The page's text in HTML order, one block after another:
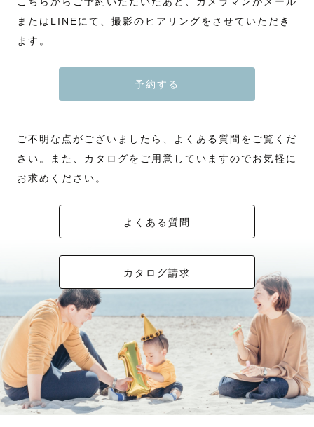
またはLINEにて、撮影のヒアリングをさせていただき
ます。
予約する
ご不明な点がございましたら、よくある質問をご覧くだ
さい。また、カタログをご用意していますのでお気軽に
お求めください。
よくある質問
カタログ請求